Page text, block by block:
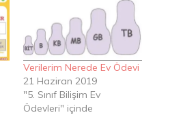
Verilerim Nerede Ev Ödevi
21 Haziran 2019
"5. Sınıf Bilişim Ev
Ödevleri" içinde